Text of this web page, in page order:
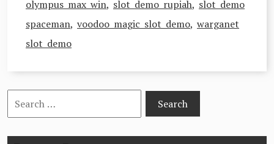
olympus max win, slot demo rupiah, slot demo
spaceman, voodoo magic slot demo, warganet
slot demo
Search
for: